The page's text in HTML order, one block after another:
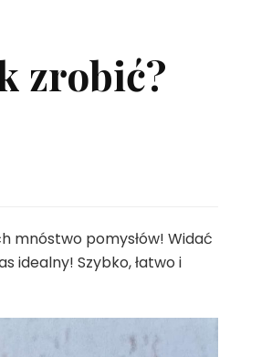
zrobić?
mnóstwo pomysłów! Widać
idealny! Szybko, łatwo i